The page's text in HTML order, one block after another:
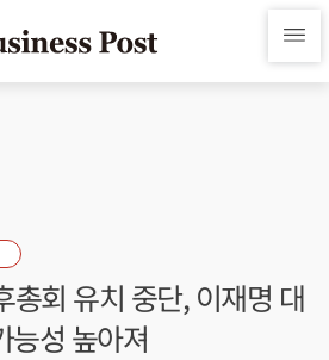
총회 유치 중단, 이재명 대
능성 높아져